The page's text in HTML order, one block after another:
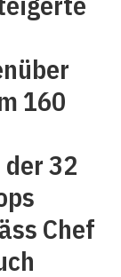
160
32
Chef